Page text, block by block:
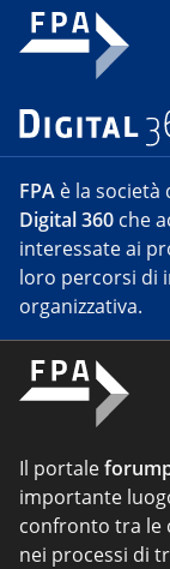
FPA è la società
Digital 360 che
interessate ai
loro percorsi di
organizzativa.
Il portale
importante
confronto tra le
nei processi di